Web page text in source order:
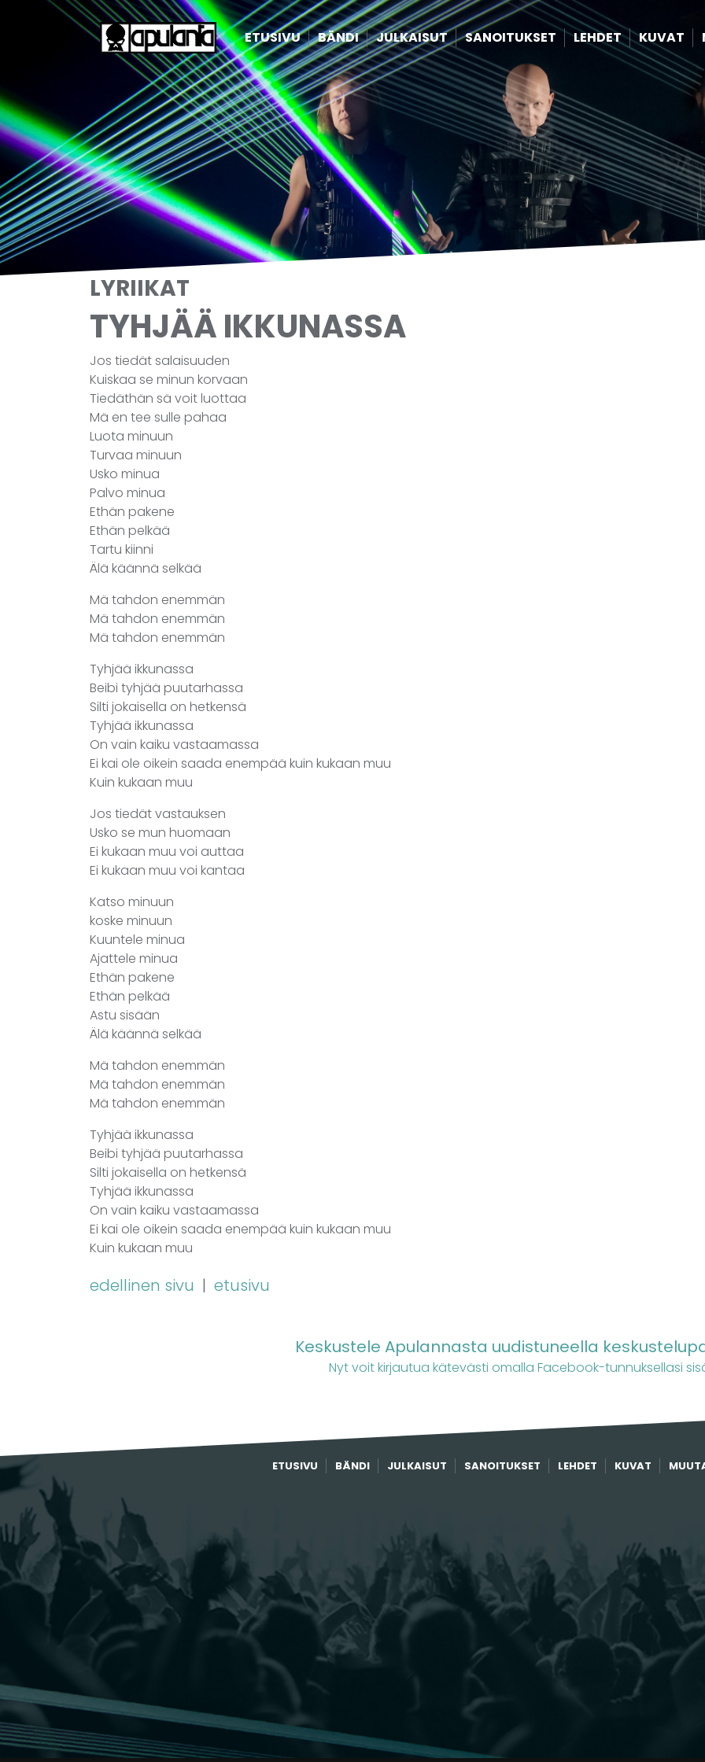
ETUSIVU BÄNDI JULKAISUT SANOITUKSET LEHDET KUVAT
LYRIIKAT
TYHJÄÄ IKKUNASSA
Jos tiedät salaisuuden
Kuiskaa se minun korvaan
Tiedäthän sä voit luottaa
Mä en tee sulle pahaa
Luota minuun
Turvaa minuun
Usko minua
Palvo minua
Ethän pakene
Ethän pelkää
Tartu kiinni
Älä käännä selkää
Mä tahdon enemmän
Mä tahdon enemmän
Mä tahdon enemmän
Tyhjää ikkunassa
Beibi tyhjää puutarhassa
Silti jokaisella on hetkensä
Tyhjää ikkunassa
On vain kaiku vastaamassa
Ei kai ole oikein saada enempää kuin kukaan muu
Kuin kukaan muu
Jos tiedät vastauksen
Usko se mun huomaan
Ei kukaan muu voi auttaa
Ei kukaan muu voi kantaa
Katso minuun
koske minuun
Kuuntele minua
Ajattele minua
Ethän pakene
Ethän pelkää
Astu sisään
Älä käännä selkää
Mä tahdon enemmän
Mä tahdon enemmän
Mä tahdon enemmän
Tyhjää ikkunassa
Beibi tyhjää puutarhassa
Silti jokaisella on hetkensä
Tyhjää ikkunassa
On vain kaiku vastaamassa
Ei kai ole oikein saada enempää kuin kukaan muu
Kuin kukaan muu
edellinen sivu | etusivu
Keskustele Apulannasta uudistuneella
Nyt voit kirjautua kätevästi omalla Facebook-tunnuksellasi
ETUSIVU BÄNDI JULKAISUT SANOITUKSET LEHDET KUVAT